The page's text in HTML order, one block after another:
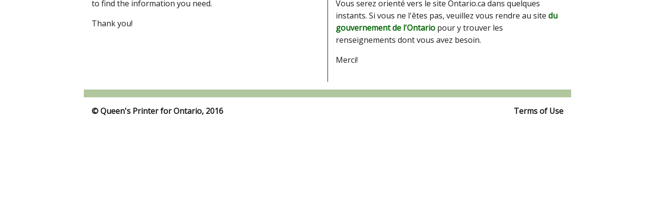
to find the information you need.
Thank you!
Vous serez orienté vers le site Ontario.ca dans quelques
instants. Si vous ne l'êtes pas, veuillez vous rendre au site du
gouvernement de l'Ontario pour y trouver les
renseignements dont vous avez besoin.
Merci!
© Queen's Printer for Ontario, 2016 Terms of Use